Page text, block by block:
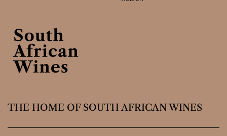
THE HOME OF SOUTH AFRICAN WINES